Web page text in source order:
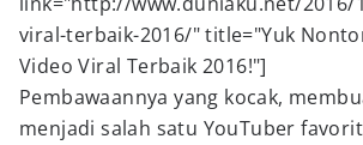
viral-terbaik-2016/" title="Yuk
Video Viral Terbaik 2016!"]
Pembawaannya yang kocak,
menjadi salah satu YouTuber